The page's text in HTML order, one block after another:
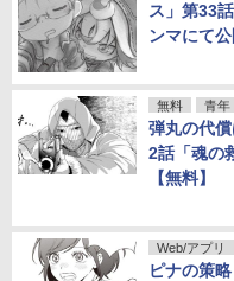
ス」第33
ンマにて公
無料 青年
弾丸の代
2話「魂の
【無料】
Web/アプリ
ピナの策